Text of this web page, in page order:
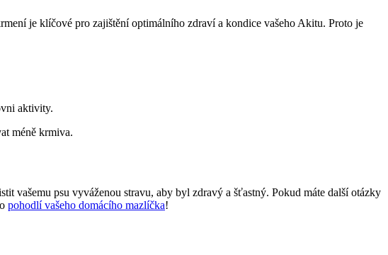
je klíčové pro zajištění optimálního zdraví a kondice vašeho Akitu. Proto je
aktivity.
méně krmiva.
vašemu psu vyváženou stravu, aby byl zdravý a šťastný. Pokud máte další otázky
pohodlí vašeho domácího mazlíčka!